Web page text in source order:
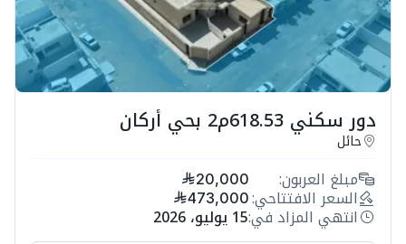
دور سكني 618.53م2 بحي أركان
حائل
مبلغ العربون: 20,000
السعر الافتتاحي: 473,000
انتهي المزاد في:15 يوليو، 2026